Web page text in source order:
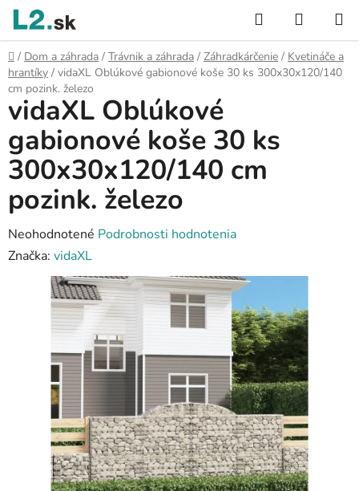
Prejsť
obsah
Hľadať
KOŠÍK
Domov
/ Dom a záhrada / Trávnik a záhrada / Záhradkárčenie / Kvetináče a
hrantíky / vidaXL Oblúkové gabionové koše 30 ks 300x30x120/140
cm pozink. železo
vidaXL Oblúkové
gabionové koše 30 ks
300x30x120/140 cm
pozink. železo
Priemerné
hodnotenie
produktu
hviezdičiek.
Neohodnotené Podrobnosti hodnotenia
Značka: vidaXL